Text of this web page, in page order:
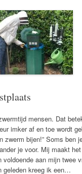
mensen. Dat
imker af en toe wordt
zwerm bijen!” Soms ben
je voor. Mij maakt
voldoende aan mijn twee
geleden kreeg ik een…